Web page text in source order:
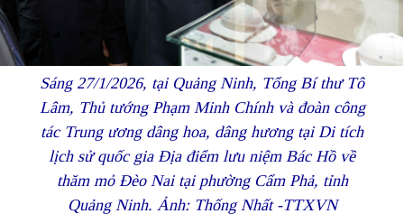
Sáng 27/1/2026, tại Quảng Ninh, Tổng Bí thư Tô
Lâm, Thủ tướng Phạm Minh Chính và đoàn công
tác Trung ương dâng hoa, dâng hương tại Di tích
lịch sử quốc gia Địa điểm lưu niệm Bác Hồ về
thăm mỏ Đèo Nai tại phường Cẩm Phả, tỉnh
Quảng Ninh. Ảnh: Thống Nhất -TTXVN